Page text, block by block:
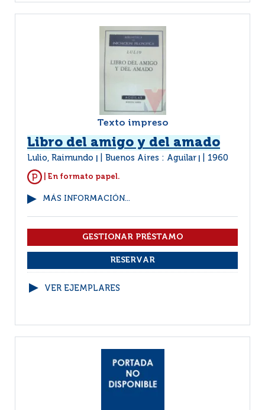
Texto impreso
Libro del amigo y del amado
Lulio, Raimundo Buenos Aires : Aguilar 1960
| En formato papel.
MÁS INFORMACIÓN...
VER EJEMPLARES